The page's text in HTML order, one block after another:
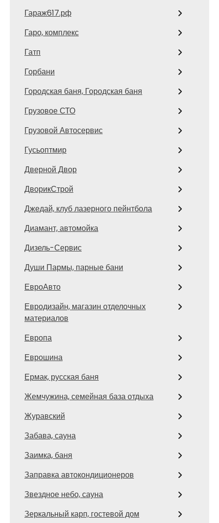
Гараж617.рф
Гаро, комплекс
Гатп
Горбани
Городская баня, Городская баня
Грузовое СТО
Грузовой Автосервис
Гусьоптмир
Дверной Двор
ДворикСтрой
Джедай, клуб лазерного пейнтбола
Диамант, автомойка
Дизель-Сервис
Души Пармы, парные бани
ЕвроАвто
Евродизайн, магазин отделочных
материалов
Европа
Еврошина
Ермак, русская баня
Жемчужина, семейная база отдыха
Журавский
Забава, сауна
Заимка, баня
Заправка автокондиционеров
Звездное небо, сауна
Зеркальный карп, гостевой дом